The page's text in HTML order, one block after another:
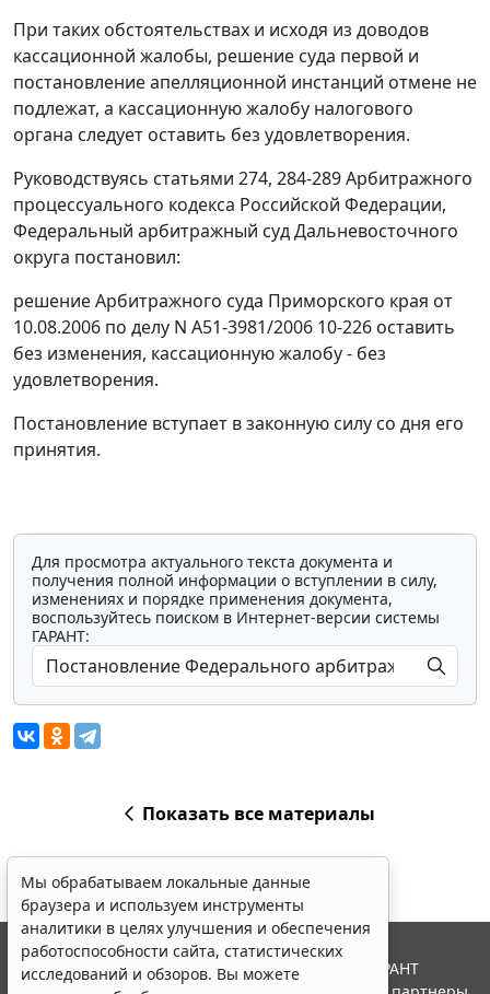
При таких обстоятельствах и исходя из доводов
кассационной жалобы, решение суда первой и
постановление апелляционной инстанций отмене не
подлежат, а кассационную жалобу налогового
органа следует оставить без удовлетворения.
Руководствуясь статьями 274, 284-289Арбитражного
процессуального кодекса Российской Федерации,
Федеральный арбитражный суд Дальневосточного
округа постановил:
решение Арбитражного суда Приморского края от
10.08.2006 по делу N А51-3981/2006 10-226 оставить
без изменения, кассационную жалобу - без
удовлетворения.
Постановление вступает в законную силу со дня его
принятия.
Для просмотра актуального текста документа и
получения полной информации о вступлении в силу,
изменениях и порядке применения документа,
воспользуйтесь поиском в Интернет-версии системы
ГАРАНТ:
Показать все материалы
Мы обрабатываем локальные данные
браузера и используем инструменты
аналитики в целях улучшения и обеспечения
работоспособности сайта, статистических
исследований и обзоров. Вы можете
© ООО "НПП "ГАРАНТ-СЕРВИС", 2026. Система ГАРАНТ